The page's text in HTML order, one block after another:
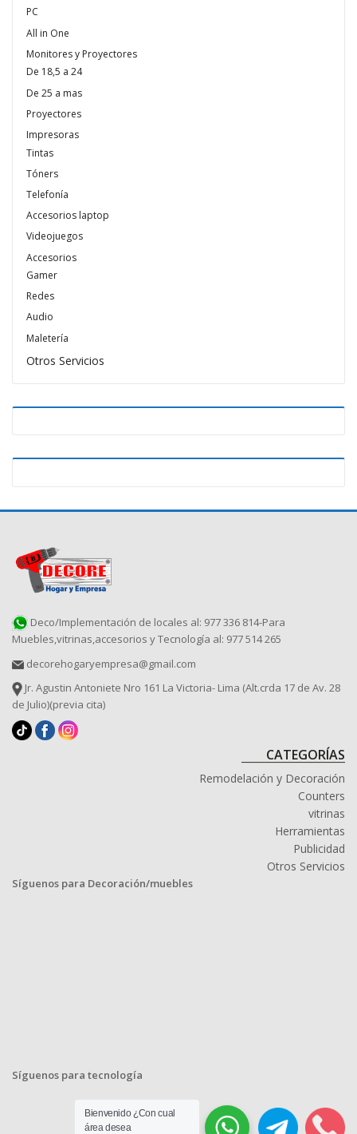
PC
All in One
Monitores y Proyectores
De 18,5 a 24
De 25 a mas
Proyectores
Impresoras
Tintas
Tóners
Telefonía
Accesorios laptop
Videojuegos
Accesorios
Gamer
Redes
Audio
Maletería
Otros Servicios
Deco/Implementación de locales al: 977 336 814-Para
Muebles,vitrinas,accesorios y Tecnología al: 977 514 265
decorehogaryempresa@gmail.com
Jr. Agustin Antoniete Nro 161 La Victoria- Lima (Alt.crda 17 de Av. 28
de Julio)(previa cita)
CATEGORÍAS
Remodelación y Decoración
Counters
vitrinas
Herramientas
Publicidad
Otros Servicios
Síguenos para Decoración/muebles
Síguenos para tecnología
Bienvenido ¿Con cual
área desea